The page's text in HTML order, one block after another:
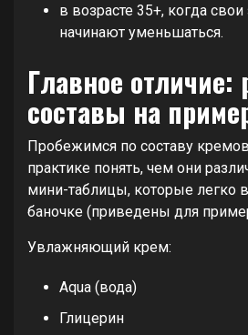
в возрасте 35+, когда
начинают уменьшаться.
Главное отличие:
составы на
Пробежимся по составу
практике понять, чем они
мини-таблицы, которые легко
баночке (приведены для
Увлажняющий крем:
Aqua (вода)
Глицерин